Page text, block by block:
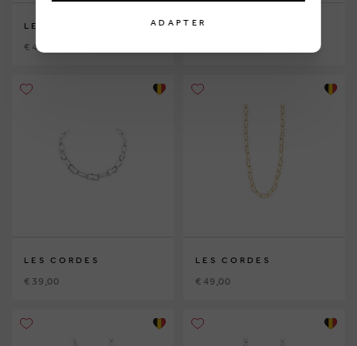
LES CORDES
€ 49,00
LES CORDES
LES CORDES
€ 39,00
LES CORDES
€ 49,00
ADAPTER